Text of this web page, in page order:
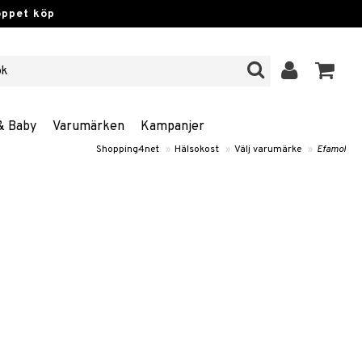
köp
Baby Varumärken Kampanjer
Shopping4net » Hälsokost » Välj varumärke » Efamol